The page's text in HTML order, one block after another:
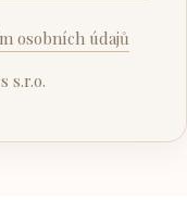
osobních údajů
s.r.o.